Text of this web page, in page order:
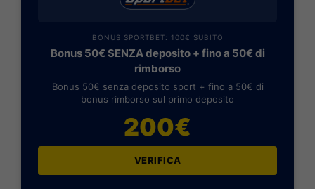
BONUS SPORTBET: 100€ SUBITO
Bonus 50€ SENZA deposito + fino a 50€ di
rimborso
Bonus 50€ senza deposito sport + fino a 50€ di
bonus rimborso sul primo deposito
200€
VERIFICA